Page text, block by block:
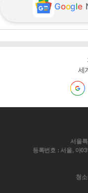
Google
세
서울
등록번호 : 서울, 아
청